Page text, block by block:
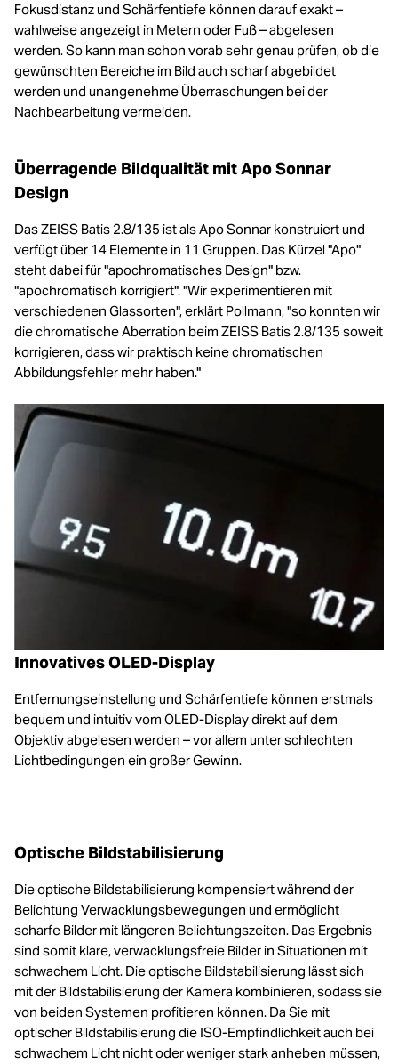
Fokusdistanz und Schärfentiefe können darauf exakt –
wahlweise angezeigt in Metern oder Fuß – abgelesen
werden. So kann man schon vorab sehr genau prüfen, ob die
gewünschten Bereiche im Bild auch scharf abgebildet
werden und unangenehme Überraschungen bei der
Nachbearbeitung vermeiden.
Überragende Bildqualität mit Apo Sonnar
Design
Das ZEISS Batis 2.8/135 ist als Apo Sonnar konstruiert und
verfügt über 14 Elemente in 11 Gruppen. Das Kürzel "Apo"
steht dabei für "apochromatisches Design" bzw.
"apochromatisch korrigiert". "Wir experimentieren mit
verschiedenen Glassorten", erklärt Pollmann, "so konnten wir
die chromatische Aberration beim ZEISS Batis 2.8/135 soweit
korrigieren, dass wir praktisch keine chromatischen
Abbildungsfehler mehr haben."
Innovatives OLED-Display
Entfernungseinstellung und Schärfentiefe können erstmals
bequem und intuitiv vom OLED-Display direkt auf dem
Objektiv abgelesen werden – vor allem unter schlechten
Lichtbedingungen ein großer Gewinn.
Optische Bildstabilisierung
Die optische Bildstabilisierung kompensiert während der
Belichtung Verwacklungsbewegungen und ermöglicht
scharfe Bilder mit längeren Belichtungszeiten. Das Ergebnis
sind somit klare, verwacklungsfreie Bilder in Situationen mit
schwachem Licht. Die optische Bildstabilisierung lässt sich
mit der Bildstabilisierung der Kamera kombinieren, sodass sie
von beiden Systemen profitieren können. Da Sie mit
optischer Bildstabilisierung die ISO-Empfindlichkeit auch bei
schwachem Licht nicht oder weniger stark anheben müssen,